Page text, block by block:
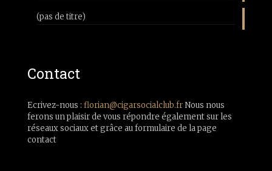
(pas de titre)
Contact
Ecrivez-nous : florian@cigarsocialclub.frNous nous
ferons un plaisir de vous répondre également sur les
réseaux sociaux et grâce au formulaire de la page
contact